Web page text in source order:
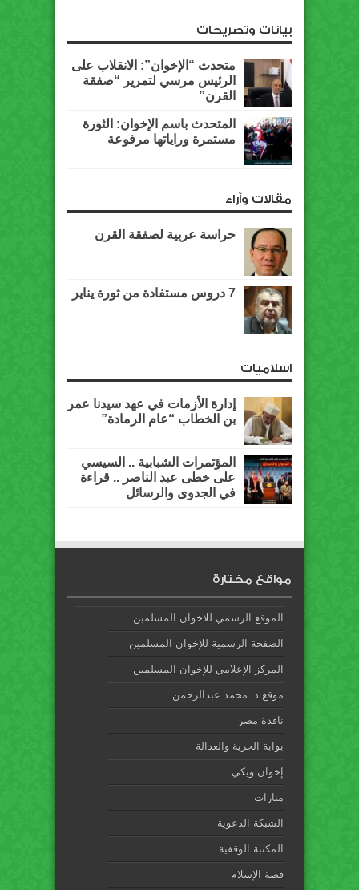
بيانات وتصريحات
متحدث “الإخوان”: الانقلاب على
الرئيس مرسي لتمرير “صفقة
القرن”
المتحدث باسم الإخوان: الثورة
مستمرة وراياتها مرفوعة
مقالات وآراء
حراسة عربية لصفقة القرن
7 دروس مستفادة من ثورة يناير
اسلاميات
إدارة الأزمات في عهد سيدنا عمر
بن الخطاب “عام الرمادة”
المؤتمرات الشبابية .. السيسي
على خطى عبد الناصر .. قراءة
في الجدوى والرسائل
مواقع مختارة
الموقع الرسمي للاخوان المسلمين
الصفحة الرسمية للإخوان المسلمين
المركز الإعلامي للإخوان المسلمين
موقع د. محمد عبدالرحمن
نافذة مصر
بوابة الحرية والعدالة
إخوان ويكي
منارات
الشبكة الدعوية
المكتبة الوقفية
قصة الإسلام